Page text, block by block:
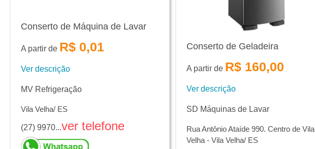
Conserto de Máquina de Lavar
A partir de R$ 0,01
Ver descrição
MV Refrigeração
Vila Velha/ ES
(27) 9970...ver telefone
Conserto de Geladeira
A partir de R$ 160,00
Ver descrição
SD Máquinas de Lavar
Rua Antônio Ataíde 990. Centro de Vila
Velha - Vila Velha/ ES